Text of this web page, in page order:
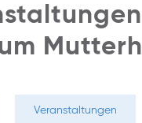
Veranstaltungen